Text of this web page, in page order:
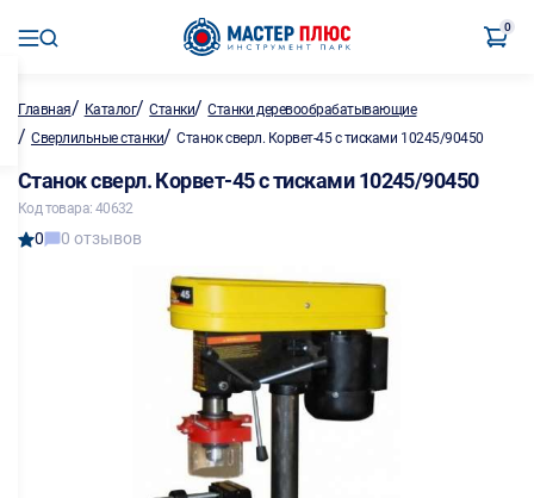
0
Главная/ Каталог/Станки/Станки деревообрабатывающие
/ Сверлильные станки/Станок сверл. Корвет-45 с тисками 10245/90450
Станок сверл. Корвет-45 с тисками 10245/90450
Код товара: 40632
0 0 отзывов